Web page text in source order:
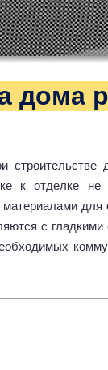
дома
к отделке
с